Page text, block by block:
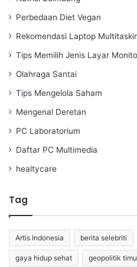
Perbedaan Diet Vegan
Rekomendasi Laptop
Tips Memilih Jenis Layar
Olahraga Santai
Tips Mengelola Saham
Mengenal Deretan
PC Laboratorium
Daftar PC Multimedia
healtycare
Tag
Artis Indonesia berita selebriti
gaya hidup sehat geopolitik